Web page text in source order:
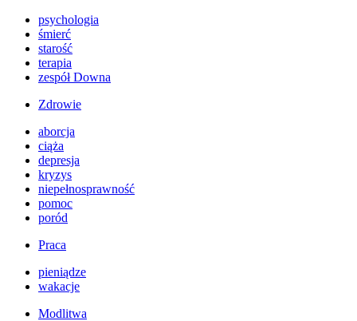
psychologia
śmierć
starość
terapia
zespół Downa
Zdrowie
aborcja
ciąża
depresja
kryzys
niepełnosprawność
pomoc
poród
Praca
pieniądze
wakacje
Modlitwa